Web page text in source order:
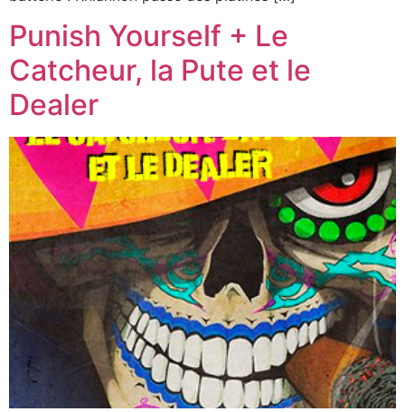
Punish Yourself + Le
Catcheur, la Pute et le
Dealer